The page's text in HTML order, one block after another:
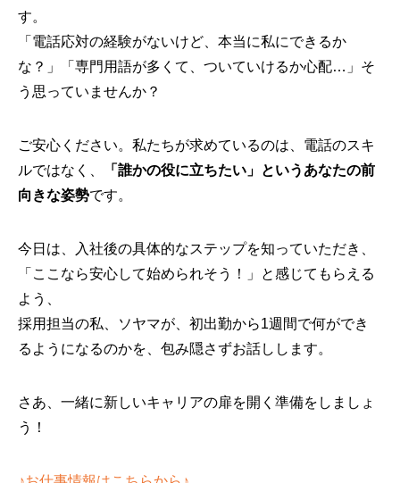
す。
「電話応対の経験がないけど、本当に私にできるか
な？」「専門用語が多くて、ついていけるか心配…」そ
う思っていませんか？
ご安心ください。私たちが求めているのは、電話のスキ
ルではなく、
「誰かの役に立ちたい」というあなたの前
向きな姿勢です。
今日は、入社後の具体的なステップを知っていただき、
「ここなら安心して始められそう！」と感じてもらえる
よう、
採用担当の私、ソヤマが、初出勤から1週間で何ができ
るようになるのかを、包み隠さずお話しします。
さあ、一緒に新しいキャリアの扉を開く準備をしましょ
う！